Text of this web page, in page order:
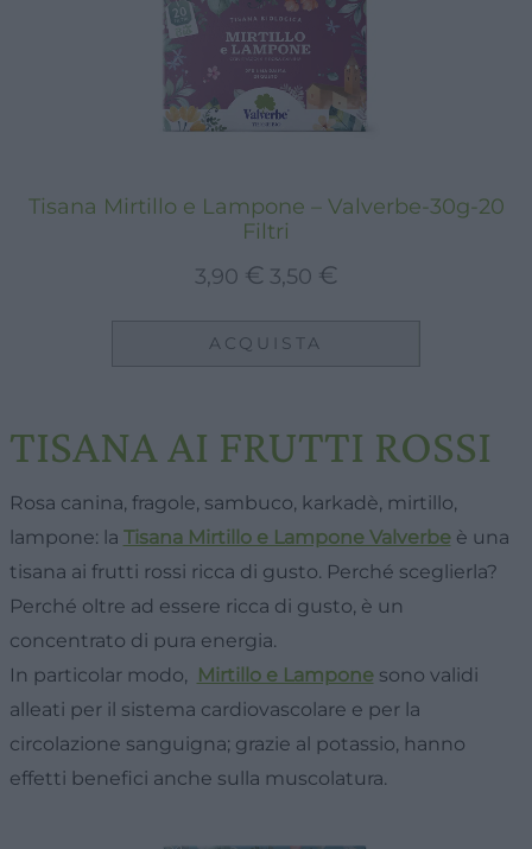
Tisana Mirtillo e Lampone – Valverbe-30g-20
Filtri
3,90 € Il
originale
3,50 €
ACQUISTA
TISANA AI FRUTTI ROSSI
Rosa canina, fragole, sambuco, karkadè, mirtillo,
lampone: la Tisana Mirtillo e Lampone Valverbeè una
tisana ai frutti rossi ricca di gusto. Perché sceglierla?
Perché oltre ad essere ricca di gusto, è un
concentrato di pura energia.
In particolar modo, Mirtillo e Lamponesono validi
alleati per il sistema cardiovascolare e per la
circolazione sanguigna; grazie al potassio, hanno
effetti benefici anche sulla muscolatura.